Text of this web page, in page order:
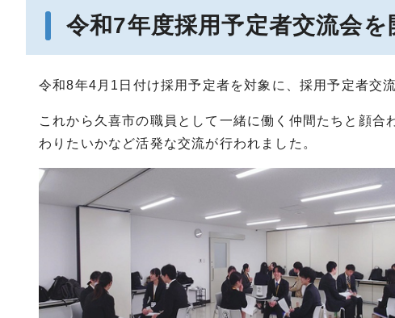
令和7年度採用予定者交流会を
令和8年4月1日付け採用予定者を対象に、採用予定者交
これから久喜市の職員として一緒に働く仲間たちと顔
わりたいかなど活発な交流が行われました。